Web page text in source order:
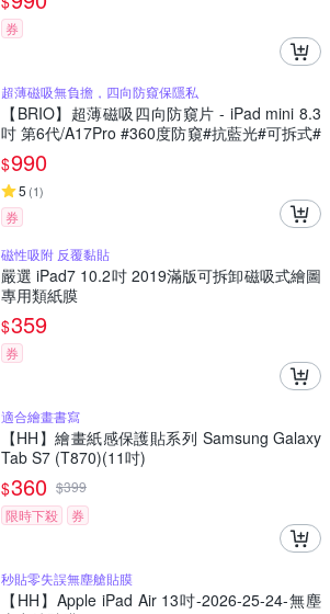
券
超薄磁吸無負擔，四向防窺保隱私
【BRIO】超薄磁吸四向防窺片 - iPad mini 8.3
吋 第6代/A17Pro #360度防窺#抗藍光#可拆式#
防眩光#清晰度高
$990
5 (1)
券
磁性吸附 反覆黏貼
嚴選 iPad7 10.2吋 2019滿版可拆卸磁吸式繪圖
專用類紙膜
$359
券
適合繪畫書寫
【HH】繪畫紙感保護貼系列 Samsung Galaxy
Tab S7 (T870)(11吋)
$360 $399
限時下殺
券
秒貼零失誤無塵艙貼膜
【HH】Apple iPad Air 13吋-2026-25-24-無塵